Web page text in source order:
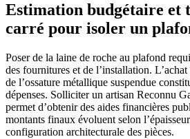
Estimation budgétaire et
carré pour isoler un
Poser de la laine de roche au plafond
des fournitures et de l’installation.
de l’ossature métallique suspendue
dépenses. Solliciter un artisan Reconnu
permet d’obtenir des aides financières
montants finaux évoluent selon
configuration architecturale des pièces.